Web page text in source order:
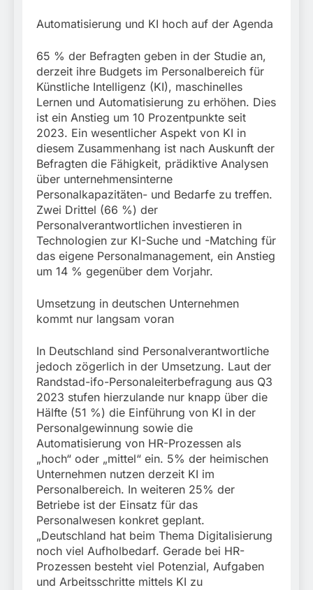
Automatisierung und KI hoch auf der Agenda
65 % der Befragten geben in der Studie an,
derzeit ihre Budgets im Personalbereich für
Künstliche Intelligenz (KI), maschinelles
Lernen und Automatisierung zu erhöhen. Dies
ist ein Anstieg um 10 Prozentpunkte seit
2023. Ein wesentlicher Aspekt von KI in
diesem Zusammenhang ist nach Auskunft der
Befragten die Fähigkeit, prädiktive Analysen
über unternehmensinterne
Personalkapazitäten- und Bedarfe zu treffen.
Zwei Drittel (66 %) der
Personalverantwortlichen investieren in
Technologien zur KI-Suche und -Matching für
das eigene Personalmanagement, ein Anstieg
um 14 % gegenüber dem Vorjahr.
Umsetzung in deutschen Unternehmen
kommt nur langsam voran
In Deutschland sind Personalverantwortliche
jedoch zögerlich in der Umsetzung. Laut der
Randstad-ifo-Personaleiterbefragung aus Q3
2023 stufen hierzulande nur knapp über die
Hälfte (51 %) die Einführung von KI in der
Personalgewinnung sowie die
Automatisierung von HR-Prozessen als
„hoch“ oder „mittel“ ein. 5% der heimischen
Unternehmen nutzen derzeit KI im
Personalbereich. In weiteren 25% der
Betriebe ist der Einsatz für das
Personalwesen konkret geplant.
„Deutschland hat beim Thema Digitalisierung
noch viel Aufholbedarf. Gerade bei HR-
Prozessen besteht viel Potenzial, Aufgaben
und Arbeitsschritte mittels KI zu